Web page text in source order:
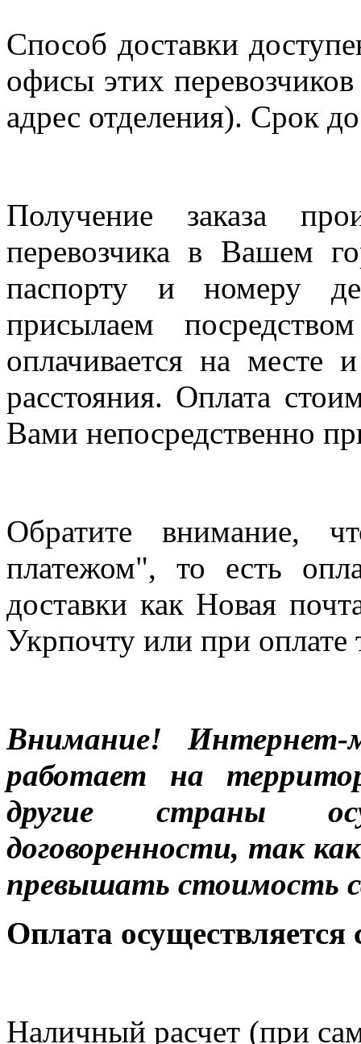
Способ доставки
офисы этих
адрес отделения). Срок
Получение заказа
перевозчика в Вашем
паспорту и номеру
присылаем
оплачивается на месте
расстояния. Оплата
Вами непосредственно
Обратите внимание,
платежом", то есть
доставки как Новая
Укрпочту или при оплате
Внимание! Интернет-
работает на
другие страны
договоренности, так
превышать стоимость
Оплата
Наличный расчет (при